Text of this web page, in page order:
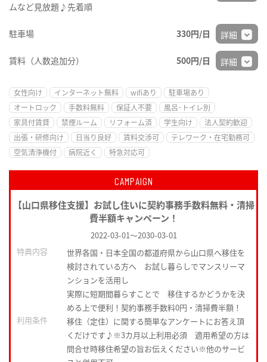
ムなど見放題♪先着順
駐車場 330円/日 詳細
賃料（人数追加分） 500円/日 詳細
女性向け インターネット無料 wifiあり
駐車場あり
オートロック
手数料無料 保証人不要
風呂･トイレ別
家具付賃貸
禁煙ルーム リフォーム済 学生向け
法人契約歓迎
出張・研修向け
日当り良好 賃料交渉可
テレワーク・在宅勤務可
空気清浄機付
病院近く 特急対応可
CAMPAIGN
【山口県移住支援】お試し住いに契約事務手数料無料・清掃
費半額キャンペーン！
2022-03-01～2030-03-01
特典内容
世界各国・日本全国の都道府県から山口県へ移住を
検討されている方へ お試し暮らしでマンスリーマ
ンションを活用し
実際に短期間暮らすことで 移住するかどうかを決
める上で便利！契約事務手数料0円・清掃費半額！
利用条件
移住（定住）に関する簡単なアンケートにお答え頂
くだけです♪※3カ月以上利用必須 適用希望の方は
問合せ時移住希望の旨お伝えください※他のサービ